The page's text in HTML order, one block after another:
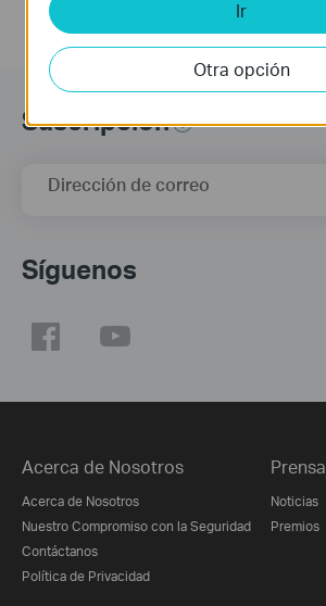
Suscripción
Dirección de correo
Síguenos
Acerca de Nosotros
Acerca de Nosotros
Nuestro Compromiso con la Seguridad
Contáctanos
Política de Privacidad
Prensa
Noticias
Premios
Ir
Otra opción